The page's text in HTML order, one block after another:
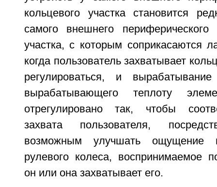
кольцевого участка становится
самого внешнего периферического
участка, с которым соприкасаются
когда пользователь захватывает
регулироваться, и
вырабатывающего теплоту
отрегулировано так, чтобы
захвата пользователя,
возможным улучшать ощущение
рулевого колеса, воспринимаемое
он или она захватывает его.